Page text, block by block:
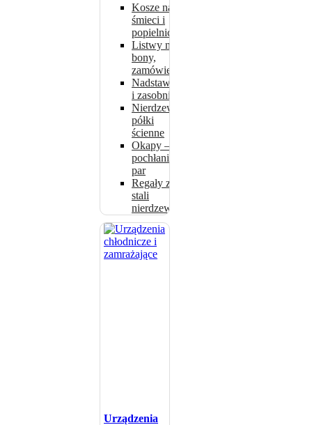
Kosze na
śmieci i
popielniczki
Listwy na
bony,
zamówienia
Nadstawki
i zasobniki
Nierdzewne
półki
ścienne
Okapy –
pochłaniacze
par
Regały ze
stali
nierdzewnej
Urządzenia